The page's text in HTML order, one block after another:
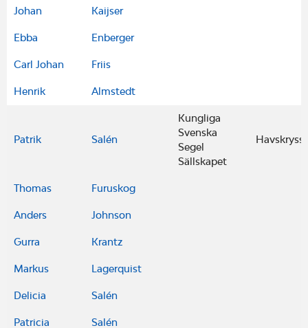
Johan Kaijser
Ebba Enberger
Carl Johan Friis
Henrik Almstedt
Patrik Salén
Kungliga
Svenska
Segel
Sällskapet
Thomas Furuskog
Anders Johnson
Gurra Krantz
Markus Lagerquist
Delicia Salén
Patricia Salén